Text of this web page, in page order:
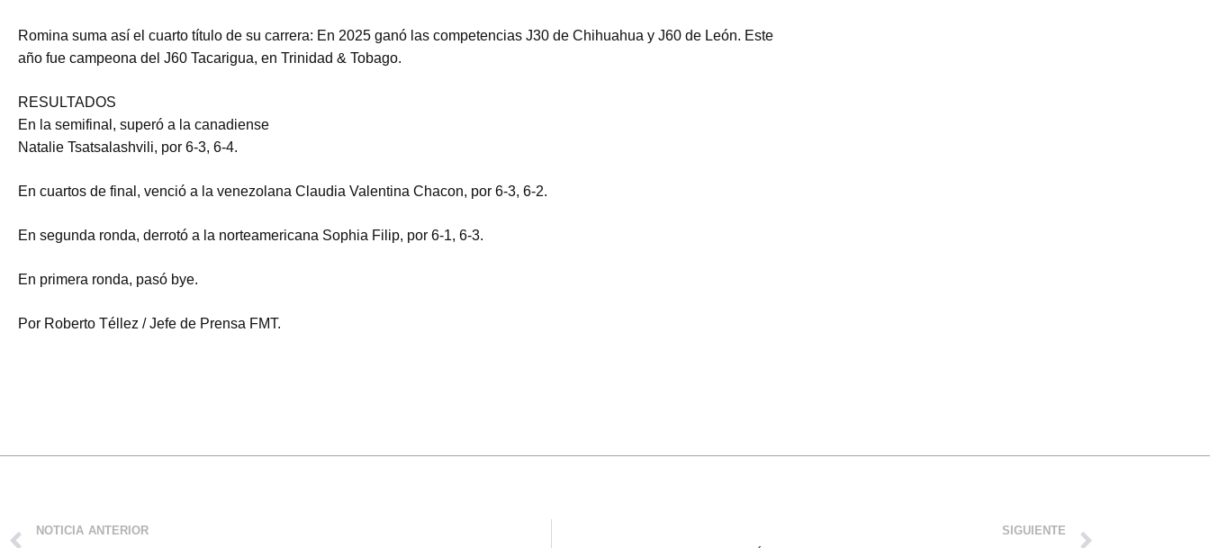
Romina suma así el cuarto título de su carrera: En 2025 ganó las competencias J30 de Chihuahua y J60 de León. Este
año fue campeona del J60 Tacarigua, en Trinidad & Tobago.
RESULTADOS
En la semifinal, superó a la canadiense
Natalie Tsatsalashvili, por 6-3, 6-4.
En cuartos de final, venció a la venezolana Claudia Valentina Chacon, por 6-3, 6-2.
En segunda ronda, derrotó a la norteamericana Sophia Filip, por 6-1, 6-3.
En primera ronda, pasó bye.
Por Roberto Téllez / Jefe de Prensa FMT.
NOTICIA ANTERIOR SIGUIENTE